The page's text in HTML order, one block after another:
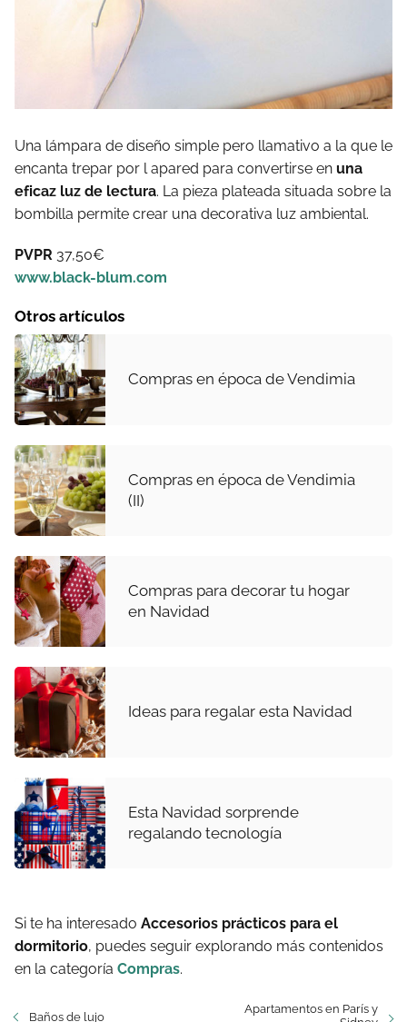
Una lámpara de diseño simple pero llamativo a la que le
encanta trepar por l apared para convertirse en una
eficaz luz de lectura. La pieza plateada situada sobre la
bombilla permite crear una decorativa luz ambiental.
PVPR 37,50€
www.black-blum.com
Otros artículos
Compras en época de Vendimia
Compras en época de Vendimia
(II)
Compras para decorar tu hogar
en Navidad
Ideas para regalar esta Navidad
Esta Navidad sorprende
regalando tecnología
Si te ha interesado Accesorios prácticos para el
dormitorio, puedes seguir explorando más contenidos
en la categoría Compras.
Baños de lujo
Apartamentos en París y